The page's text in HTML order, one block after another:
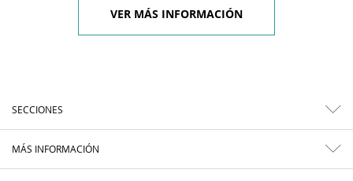
VER MÁS INFORMACIÓN
SECCIONES
MÁS INFORMACIÓN